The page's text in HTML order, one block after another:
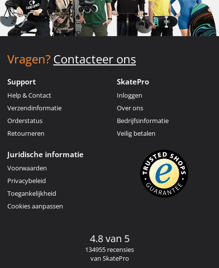
Vragen? Contacteer ons
Support
Help & Contact
Verzendinformatie
Orderstatus
Retourneren
SkatePro
Inloggen
Over ons
Bedrijfsinformatie
Veilig betalen
Juridische informatie
Voorwaarden
Privacybeleid
Toegankelijkheid
Cookies aanpassen
4.8 van 5
134955 recensies
van SkatePro